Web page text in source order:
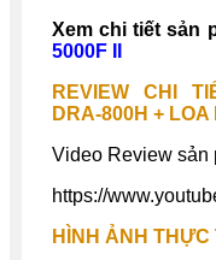
Xem chi tiết sản
5000F II
REVIEW CHI
DRA-800H +
Video Review sản
https://
HÌNH ẢNH THỰC